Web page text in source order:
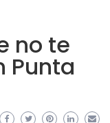
no te
Punta